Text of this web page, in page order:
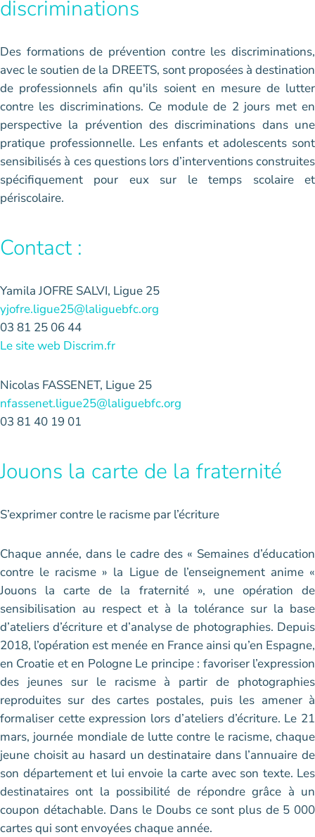
discriminations
Des formations de prévention contre les discriminations,
avec le soutien de la DREETS, sont proposées à destination
de professionnels afin qu'ils soient en mesure de lutter
contre les discriminations. Ce module de 2 jours met en
perspective la prévention des discriminations dans une
pratique professionnelle. Les enfants et adolescents sont
sensibilisés à ces questions lors d’interventions construites
spécifiquement pour eux sur le temps scolaire et
périscolaire.
Contact :
Yamila JOFRE SALVI, Ligue 25
yjofre.ligue25@laliguebfc.org
03 81 25 06 44
Le site web Discrim.fr
Nicolas FASSENET, Ligue 25
nfassenet.ligue25@laliguebfc.org
03 81 40 19 01
Jouons la carte de la fraternité
S’exprimer contre le racisme par l’écriture
Chaque année, dans le cadre des « Semaines d’éducation
contre le racisme » la Ligue de l’enseignement anime «
Jouons la carte de la fraternité », une opération de
sensibilisation au respect et à la tolérance sur la base
d’ateliers d’écriture et d’analyse de photographies. Depuis
2018, l’opération est menée en France ainsi qu’en Espagne,
en Croatie et en Pologne Le principe : favoriser l’expression
des jeunes sur le racisme à partir de photographies
reproduites sur des cartes postales, puis les amener à
formaliser cette expression lors d’ateliers d’écriture. Le 21
mars, journée mondiale de lutte contre le racisme, chaque
jeune choisit au hasard un destinataire dans l’annuaire de
son département et lui envoie la carte avec son texte. Les
destinataires ont la possibilité de répondre grâce à un
coupon détachable. Dans le Doubs ce sont plus de 5 000
cartes qui sont envoyées chaque année.